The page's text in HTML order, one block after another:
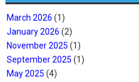
March 2026 (1)
January 2026 (2)
November 2025 (1)
September 2025 (1)
May 2025 (4)